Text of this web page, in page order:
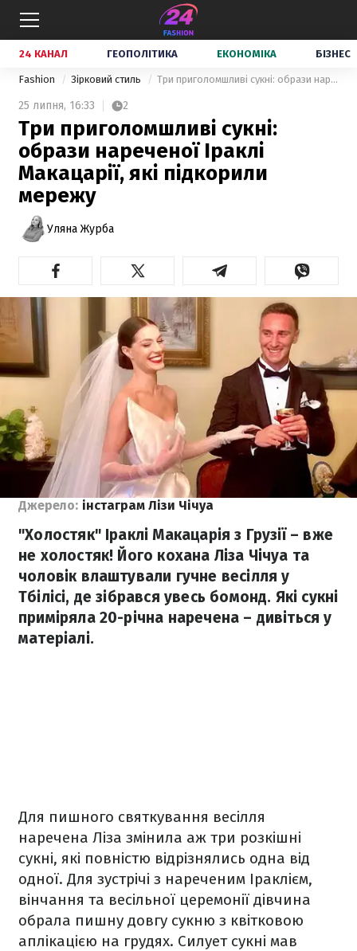
24 КАНАЛ ГЕОПОЛІТИКА ЕКОНОМІКА БІЗНЕС
Fashion Зірковий стиль Три приголомшливі сукні: образи нареченої Іраклі Макацарії, які підкорили мережу
25 липня, 16:33 2
Три приголомшливі сукні:
образи нареченої Іраклі
Макацарії, які підкорили
мережу
Уляна Журба
Джерело: інстаграм Лізи Чічуа
"Холостяк" Іраклі Макацарія з Грузії – вже
не холостяк! Його кохана Ліза Чічуа та
чоловік влаштували гучне весілля у
Тбілісі, де зібрався увесь бомонд. Які сукні
приміряла 20-річна наречена – дивіться у
матеріалі.
Для пишного святкування весілля
наречена Ліза змінила аж три розкішні
сукні, які повністю відрізнялись одна від
одної. Для зустрічі з нареченим Іраклієм,
вінчання та весільної церемонії дівчина
обрала пишну довгу сукню з квітковою
аплікацією на грудях. Силует сукні мав